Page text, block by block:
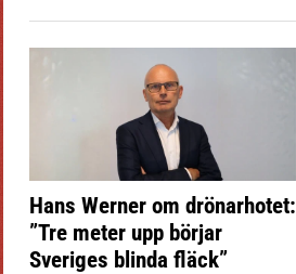
Hans Werner om drönarhotet:
”Tre meter upp börjar
Sveriges blinda fläck”